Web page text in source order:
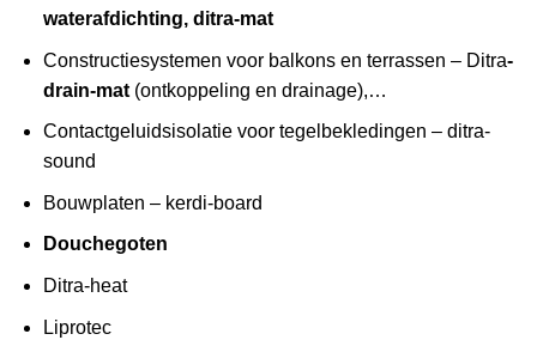
waterafdichting, ditra-mat
Constructiesystemen voor balkons en terrassen – Ditra-
drain-mat(ontkoppeling en drainage),…
Contactgeluidsisolatie voor tegelbe­kledingen – ditra-
sound
Bouwplaten – kerdi-board
Douchegoten
Ditra-heat
Liprotec